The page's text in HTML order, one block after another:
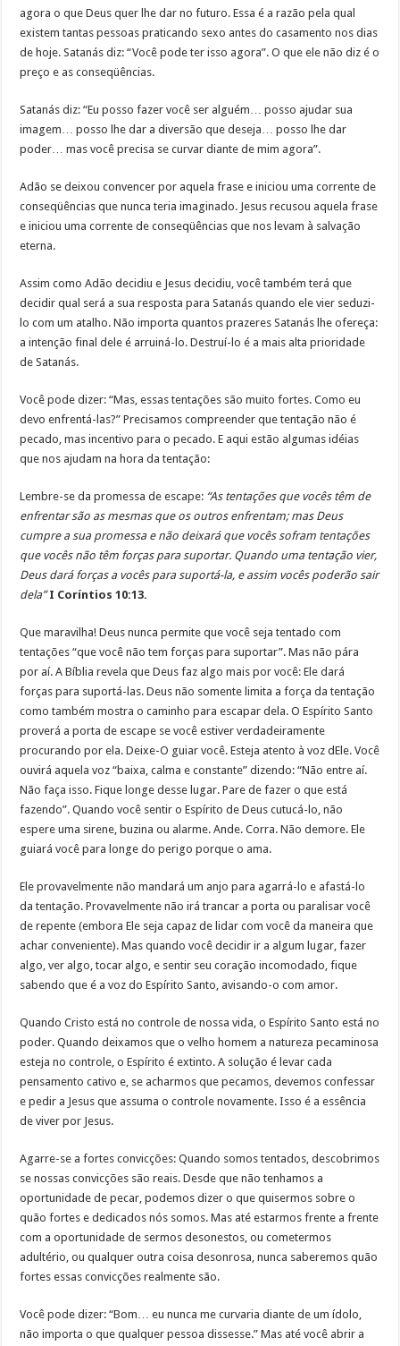
agora o que Deus quer lhe dar no futuro. Essa é a razão pela qual
existem tantas pessoas praticando sexo antes do casamento nos dias
de hoje. Satanás diz: “Você pode ter isso agora”. O que ele não diz é o
preço e as conseqüências.
Satanás diz: “Eu posso fazer você ser alguém… posso ajudar sua
imagem… posso lhe dar a diversão que deseja… posso lhe dar
poder… mas você precisa se curvar diante de mim agora”.
Adão se deixou convencer por aquela frase e iniciou uma corrente de
conseqüências que nunca teria imaginado. Jesus recusou aquela frase
e iniciou uma corrente de conseqüências que nos levam à salvação
eterna.
Assim como Adão decidiu e Jesus decidiu, você também terá que
decidir qual será a sua resposta para Satanás quando ele vier seduzi-
lo com um atalho. Não importa quantos prazeres Satanás lhe ofereça:
a intenção final dele é arruiná-lo. Destruí-lo é a mais alta prioridade
de Satanás.
Você pode dizer: “Mas, essas tentações são muito fortes. Como eu
devo enfrentá-las?” Precisamos compreender que tentação não é
pecado, mas incentivo para o pecado. E aqui estão algumas idéias
que nos ajudam na hora da tentação:
Lembre-se da promessa de escape: “As tentações que vocês têm de
enfrentar são as mesmas que os outros enfrentam; mas Deus
cumpre a sua promessa e não deixará que vocês sofram tentações
que vocês não têm forças para suportar. Quando uma tentação vier,
Deus dará forças a vocês para suportá-la, e assim vocês poderão sair
dela” I Coríntios 10:13.
Que maravilha! Deus nunca permite que você seja tentado com
tentações “que você não tem forças para suportar”. Mas não pára
por aí. A Bíblia revela que Deus faz algo mais por você: Ele dará
forças para suportá-las. Deus não somente limita a força da tentação
como também mostra o caminho para escapar dela. O Espírito Santo
proverá a porta de escape se você estiver verdadeiramente
procurando por ela. Deixe-O guiar você. Esteja atento à voz dEle. Você
ouvirá aquela voz “baixa, calma e constante” dizendo: “Não entre aí.
Não faça isso. Fique longe desse lugar. Pare de fazer o que está
fazendo”. Quando você sentir o Espírito de Deus cutucá-lo, não
espere uma sirene, buzina ou alarme. Ande. Corra. Não demore. Ele
guiará você para longe do perigo porque o ama.
Ele provavelmente não mandará um anjo para agarrá-lo e afastá-lo
da tentação. Provavelmente não irá trancar a porta ou paralisar você
de repente (embora Ele seja capaz de lidar com você da maneira que
achar conveniente). Mas quando você decidir ir a algum lugar, fazer
algo, ver algo, tocar algo, e sentir seu coração incomodado, fique
sabendo que é a voz do Espírito Santo, avisando-o com amor.
Quando Cristo está no controle de nossa vida, o Espírito Santo está no
poder. Quando deixamos que o velho homem a natureza pecaminosa
esteja no controle, o Espírito é extinto. A solução é levar cada
pensamento cativo e, se acharmos que pecamos, devemos confessar
e pedir a Jesus que assuma o controle novamente. Isso é a essência
de viver por Jesus.
Agarre-se a fortes convicções: Quando somos tentados, descobrimos
se nossas convicções são reais. Desde que não tenhamos a
oportunidade de pecar, podemos dizer o que quisermos sobre o
quão fortes e dedicados nós somos. Mas até estarmos frente a frente
com a oportunidade de sermos desonestos, ou cometermos
adultério, ou qualquer outra coisa desonrosa, nunca saberemos quão
fortes essas convicções realmente são.
Você pode dizer: “Bom… eu nunca me curvaria diante de um ídolo,
não importa o que qualquer pessoa dissesse.” Mas até você abrir a